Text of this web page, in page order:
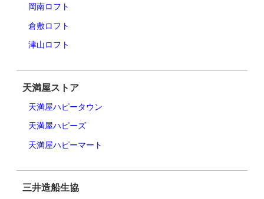
岡南ロフト
倉敷ロフト
津山ロフト
天満屋ストア
天満屋ハピータウン
天満屋ハピーズ
天満屋ハピーマート
三井造船生協